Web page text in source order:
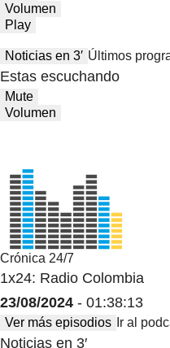
Volumen
Play
Noticias en 3′ Últimos
Estas escuchando
Mute
Volumen
Crónica 24/7
1x24: Radio Colombia
23/08/2024 - 01:38:13
Ver más episodios Ir al
Noticias en 3′